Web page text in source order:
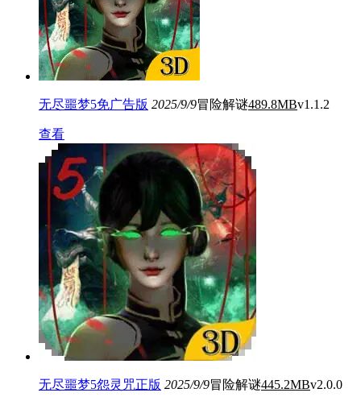
无尽噩梦5免广告版 2025/9/9冒险解谜489.8MBv1.1.2
查看
无尽噩梦5怨灵咒正版 2025/9/9冒险解谜445.2MBv2.0.0